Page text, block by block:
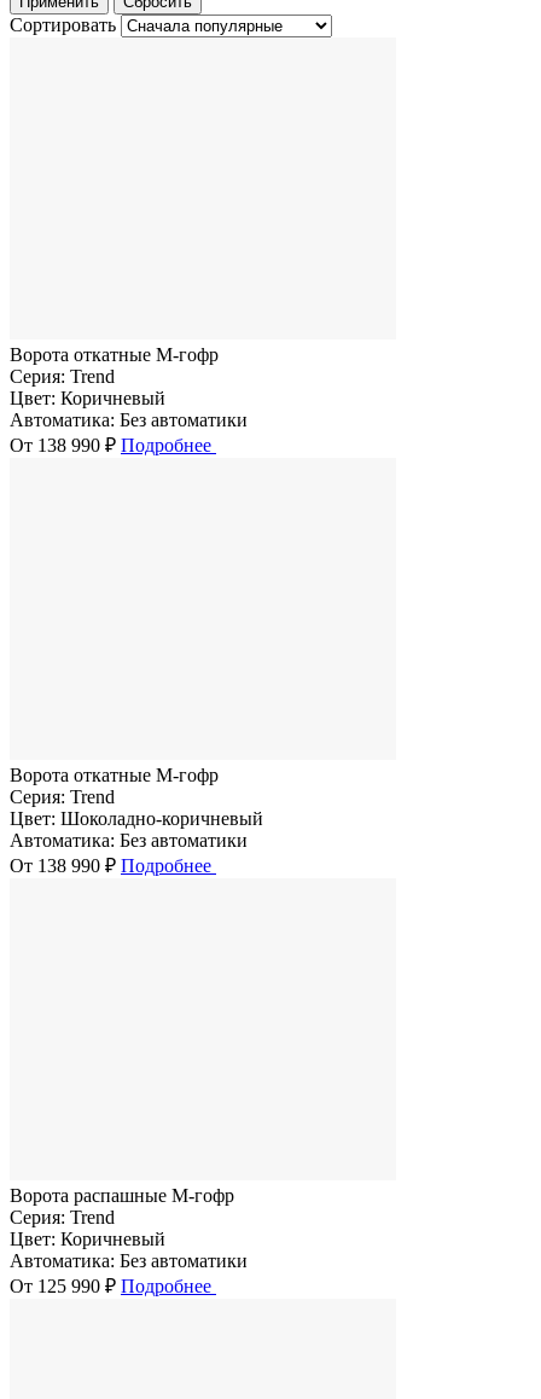
Сортировать
Ворота откатные M-гофр
Серия: Trend
Цвет: Коричневый
Автоматика: Без автоматики
От 138 990 ₽ Подробнее
Ворота откатные M-гофр
Серия: Trend
Цвет: Шоколадно-коричневый
Автоматика: Без автоматики
От 138 990 ₽ Подробнее
Ворота распашные M-гофр
Серия: Trend
Цвет: Коричневый
Автоматика: Без автоматики
От 125 990 ₽ Подробнее